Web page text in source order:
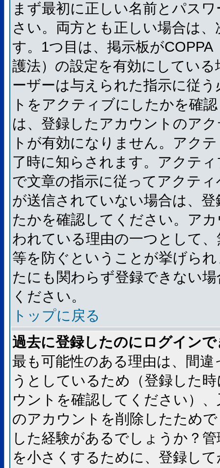
まず最初に正しい名前とパス
さい。両方とも正しい場合は
す。1つ目は、掲示板が
護法）の設定を有効にしてい
ーザーは与えられた指示に従
トをアクティブにしたかを確
は、登録したアカウントのア
トが有効になりません。アク
了時に知らされます。アクテ
で文章の指示に従ってアクテ
が送信されていない場合は、
たかを確認してください。ア
われている理由の一つとして
等を防ぐということが挙げら
たにも関わらず登録できない
ください。
トップに戻る
過去に登録したのにログイン
最も可能性のある理由は、間
うとしているため（登録した
ウントを確認してください）
のアカウントを削除したため
した経験があるでしょうか？
を小さくするために、登録し